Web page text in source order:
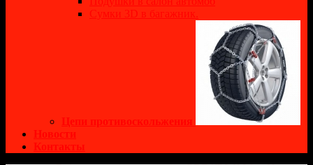
Сумки 3D в багажник.
Цепи противоскольжения
Новости
Контакты